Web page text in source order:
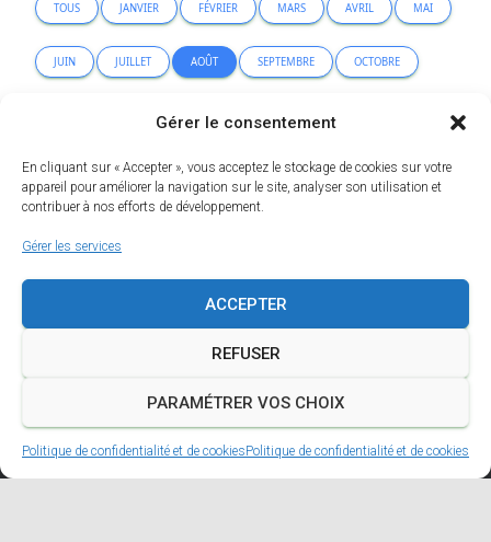
Gérer le consentement
En cliquant sur « Accepter », vous acceptez le stockage de cookies sur votre
appareil pour améliorer la navigation sur le site, analyser son utilisation et
contribuer à nos efforts de développement.
Gérer les services
ACCEPTER
REFUSER
PARAMÉTRER VOS CHOIX
Politique de confidentialité et de cookiesPolitique de confidentialité et de cookies
TOUS JANVIER FÉVRIER MARS AVRIL MAI
JUIN JUILLET AOÛT SEPTEMBRE OCTOBRE
DÉCEMBRE
Erreur lors de la recherche.
A PROPOS MENTIONS LÉGALES